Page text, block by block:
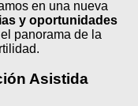
en una nueva
y oportunidades
panorama de la
Asistida